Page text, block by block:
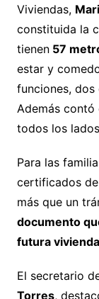
Viviendas,
constituida la
tienen57
estar y
funciones, dos
Además
todos los
Para las
certificados
más que un
documento
futura
El secretario
Torres,